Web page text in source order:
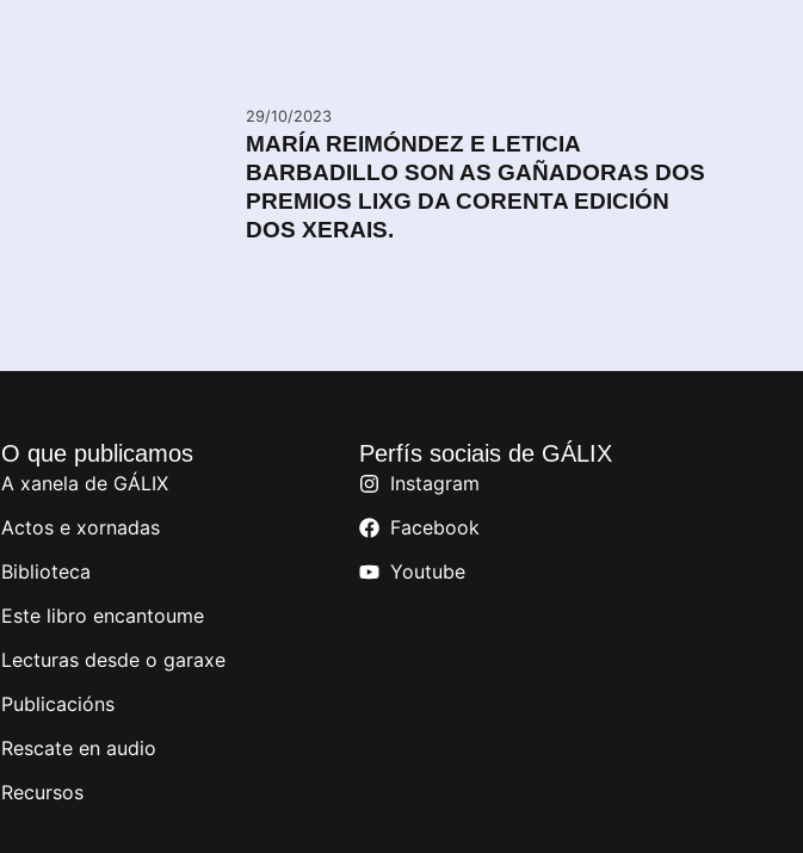
29/10/2023
MARÍA REIMÓNDEZ E LETICIA
BARBADILLO SON AS GAÑADORAS DOS
PREMIOS LIXG DA CORENTA EDICIÓN
DOS XERAIS.
O que publicamos
A xanela de GÁLIX
Actos e xornadas
Biblioteca
Este libro encantoume
Lecturas desde o garaxe
Publicacións
Rescate en audio
Recursos
Perfís sociais de GÁLIX
Instagram
Facebook
Youtube